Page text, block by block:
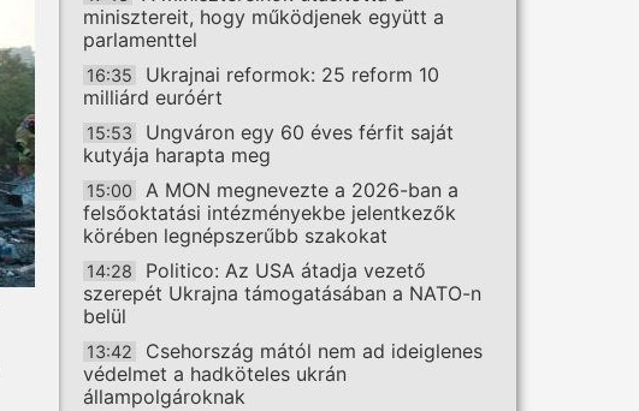
minisztereit, hogy működjenek együtt a
parlamenttel
16:35
Ukrajnai reformok: 25 reform 10
milliárd euróért
15:53
Ungváron egy 60 éves férfit saját
kutyája harapta meg
15:00
A MON megnevezte a 2026-ban a
felsőoktatási intézményekbe jelentkezők
körében legnépszerűbb szakokat
14:28
Politico: Az USA átadja vezető
szerepét Ukrajna támogatásában a NATO-n
belül
13:42
Csehország mától nem ad ideiglenes
védelmet a hadköteles ukrán
állampolgároknak